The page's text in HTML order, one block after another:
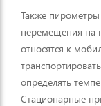
Также пирометры
перемещения на
относятся к
определять
Стационарные